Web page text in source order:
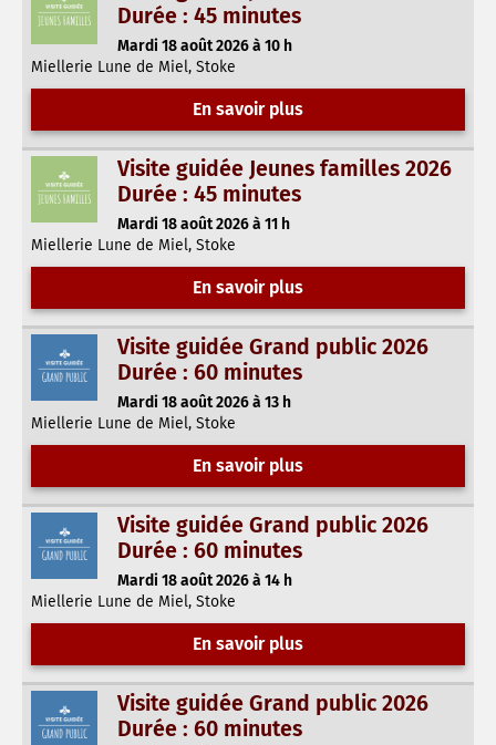
Durée : 45 minutes
Mardi 18 août 2026 à 10 h
Miellerie Lune de Miel, Stoke
En savoir plus
Visite guidée Jeunes familles 2026
Durée : 45 minutes
Mardi 18 août 2026 à 11 h
Miellerie Lune de Miel, Stoke
En savoir plus
Visite guidée Grand public 2026
Durée : 60 minutes
Mardi 18 août 2026 à 13 h
Miellerie Lune de Miel, Stoke
En savoir plus
Visite guidée Grand public 2026
Durée : 60 minutes
Mardi 18 août 2026 à 14 h
Miellerie Lune de Miel, Stoke
En savoir plus
Visite guidée Grand public 2026
Durée : 60 minutes